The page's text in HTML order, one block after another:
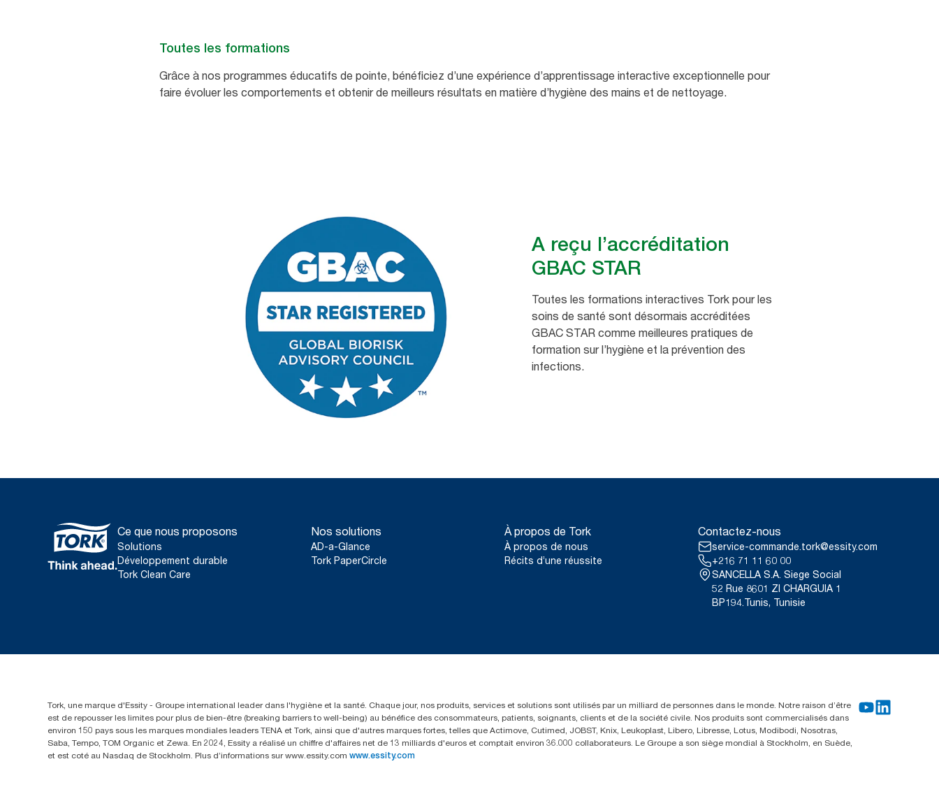
Toutes les formations
Grâce à nos programmes éducatifs de pointe, bénéficiez d’une expérience d’apprentissage interactive exceptionnelle pour
faire évoluer les comportements et obtenir de meilleurs résultats en matière d’hygiène des mains et de nettoyage.
A reçu l’accréditation
GBAC STAR
Toutes les formations interactives Tork pour les
soins de santé sont désormais accréditées
GBAC STAR comme meilleures pratiques de
formation sur l’hygiène et la prévention des
infections.
Ce que nous proposons
Solutions
Développement durable
Tork Clean Care
Nos solutions
AD-a-Glance
Tork PaperCircle
À propos de Tork
À propos de nous
Récits d’une réussite
Contactez-nous
service-commande.tork@essity.com
+216 71 11 60 00
SANCELLA S.A. Siege Social
52 Rue 8601 ZI CHARGUIA 1
BP194.Tunis, Tunisie
Tork, une marque d'Essity - Groupe international leader dans l'hygiène et la santé. Chaque jour, nos produits, services et solutions sont utilisés par un milliard de personnes dans le monde. Notre raison d’être
est de repousser les limites pour plus de bien-être (breaking barriers to well-being) au bénéfice des consommateurs, patients, soignants, clients et de la société civile. Nos produits sont commercialisés dans
environ 150 pays sous les marques mondiales leaders TENA et Tork, ainsi que d'autres marques fortes, telles que Actimove, Cutimed, JOBST, Knix, Leukoplast, Libero, Libresse, Lotus, Modibodi, Nosotras,
Saba, Tempo, TOM Organic et Zewa. En 2024, Essity a réalisé un chiffre d'affaires net de 13 milliards d'euros et comptait environ 36.000 collaborateurs. Le Groupe a son siège mondial à Stockholm, en Suède,
et est coté au Nasdaq de Stockholm. Plus d’informations sur www.essity.com www.essity.com